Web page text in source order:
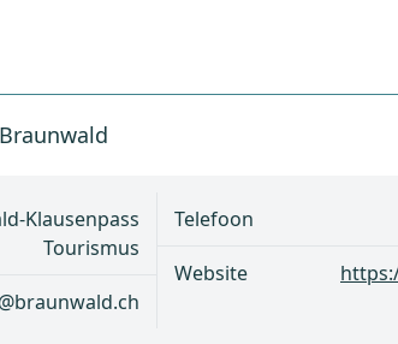
Klausenpass
Tourismus
Telefoon
Website